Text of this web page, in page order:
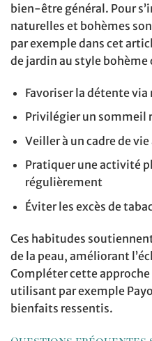
bien-être général. Pour
naturelles et bohèmes
par exemple dans cet
de jardin au style bohème
Favoriser la détente
Privilégier un sommeil
Veiller à un cadre de
Pratiquer une activité
régulièrement
Éviter les excès de
Ces habitudes
de la peau, améliorant
Compléter cette
utilisant par exemple
bienfaits ressentis.